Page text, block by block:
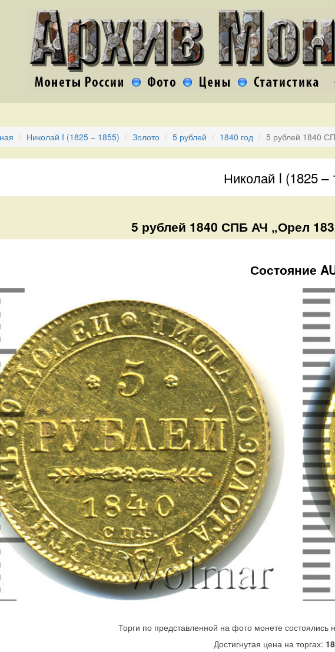
Николай I (1825 – 1855) Золото 5 рублей 1840 год 5 рублей 1840
Николай I (1825 –
5 рублей 1840 СПБ АЧ „Орел
Состояние
Торги по представленной на фото монете состоялись
Достигнутая цена на торгах: